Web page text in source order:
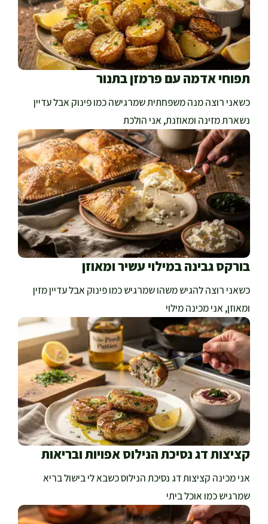
תפוחי אדמה עם פרמזן בתנור
כשאני רוצה מנה משפחתית שמרגישה כמו פינוק אבל עדיין
נשארת מזינה ומאוזנת, אני הולכת
בורקס גבינה במילוי עשיר ומאוזן
כשאני רוצה להגיש משהו שמרגיש כמו פינוק אבל עדיין מזין
ומאוזן, אני מכינה מילוי
קציצות דג נסיכת הנילוס אפויות ובריאות
אני מכינה קציצות דג נסיכת הנילוס כשבא לי בישול בריא
שמרגיש כמו אוכל ביתי